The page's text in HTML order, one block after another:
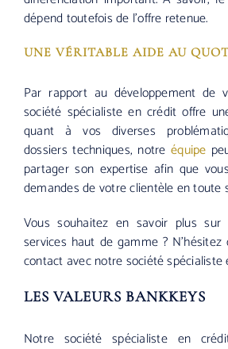
dépend toutefois de l’offre retenue.
UNE VÉRITABLE AIDE AU
Par rapport au développement de
société spécialiste en crédit offre
quant à vos diverses
dossiers techniques, notreéquipe
partager son expertise afin que
demandes de votre clientèle en toute
Vous souhaitez en savoir plus sur
services haut de gamme ?
contact avec notre société spécialiste
LES VALEURS BANKKEYS
Notre société spécialiste en